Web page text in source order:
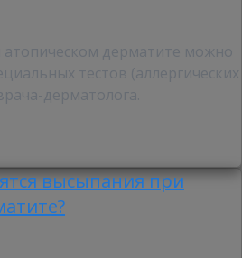
атопическом дерматите можно
тестов (аллергических
дерматолога.
высыпания при